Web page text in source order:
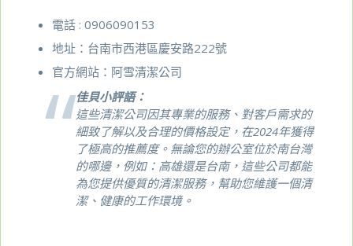
電話 : 0906090153
地址：台南市西港區慶安路222號
官方網站： 阿雪清潔公司
佳貝小評語：
這些清潔公司因其專業的服務、對客戶需求的
細致了解以及合理的價格設定，在2024年獲得
了極高的推薦度。無論您的辦公室位於南台灣
的哪邊，例如：高雄還是台南，這些公司都能
為您提供優質的清潔服務，幫助您維護一個清
潔、健康的工作環境。